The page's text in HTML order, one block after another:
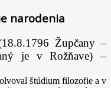
narodenia
Župčany –
je v Rožňave) –
štúdium filozofie a v